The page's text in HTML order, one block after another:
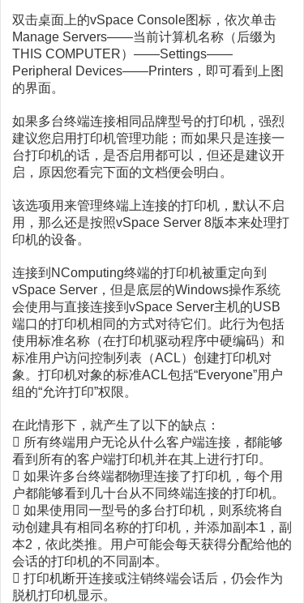
双击桌面上的vSpace Console图标，依次单击
Manage Servers——当前计算机名称（后缀为
THIS COMPUTER）——Settings——
Peripheral Devices——Printers，即可看到上图
的界面。
如果多台终端连接相同品牌型号的打印机，强烈
建议您启用打印机管理功能；而如果只是连接一
台打印机的话，是否启用都可以，但还是建议开
启，原因您看完下面的文档便会明白。
该选项用来管理终端上连接的打印机，默认不启
用，那么还是按照vSpace Server 8版本来处理打
印机的设备。
连接到NComputing终端的打印机被重定向到
vSpace Server，但是底层的Windows操作系统
会使用与直接连接到vSpace Server主机的USB
端口的打印机相同的方式对待它们。此行为包括
使用标准名称（在打印机驱动程序中硬编码）和
标准用户访问控制列表（ACL）创建打印机对
象。打印机对象的标准ACL包括“Everyone”用户
组的“允许打印”权限。
在此情形下，就产生了以下的缺点：
 所有终端用户无论从什么客户端连接，都能够
看到所有的客户端打印机并在其上进行打印。
 如果许多台终端都物理连接了打印机，每个用
户都能够看到几十台从不同终端连接的打印机。
 如果使用同一型号的多台打印机，则系统将自
动创建具有相同名称的打印机，并添加副本1，副
本2，依此类推。用户可能会每天获得分配给他的
会话的打印机的不同副本。
 打印机断开连接或注销终端会话后，仍会作为
脱机打印机显示。